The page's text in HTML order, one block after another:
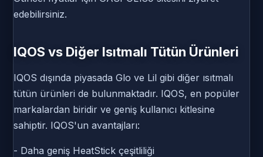
edebilirsiniz.
IQOS vs Diğer Isıtmalı Tütün Ürünleri
IQOS dışında piyasada Glo ve Lil gibi diğer ısıtmalı
tütün ürünleri de bulunmaktadır. IQOS, en popüler
markalardan biridir ve geniş kullanıcı kitlesine
sahiptir. IQOS'un avantajları:
- Daha geniş HeatStick çeşitliliği